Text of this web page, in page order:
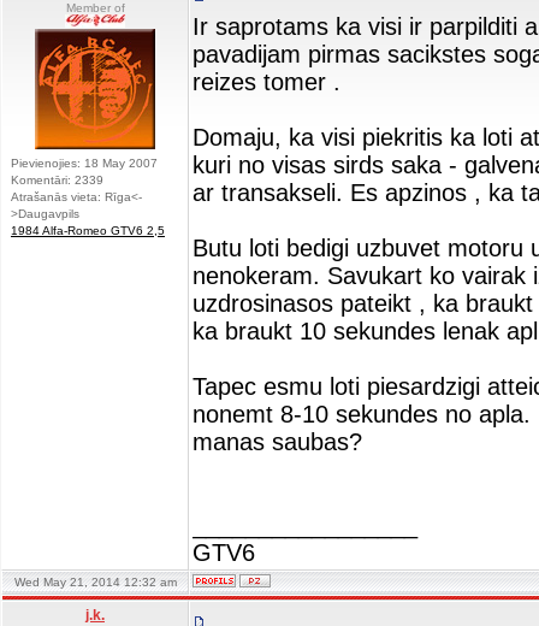
Member of
Pievienojies: 18 May 2007
Komentāri: 2339
Atrašanās vieta: Rīga<-
>Daugavpils
1984 Alfa-Romeo GTV6 2,5
Ir saprotams ka visi ir parpilditi
pavadijam pirmas sacikstes
reizes tomer .
Domaju, ka visi piekritis ka loti
kuri no visas sirds saka -
ar transakseli. Es apzinos , ka
Butu loti bedigi uzbuvet motoru
nenokeram. Savukart ko vairak
uzdrosinasos pateikt , ka
ka braukt 10 sekundes lenak
Tapec esmu loti piesardzigi
nonemt 8-10 sekundes no
manas saubas?
GTV6
Wed May 21, 2014 12:32 am
j.k.